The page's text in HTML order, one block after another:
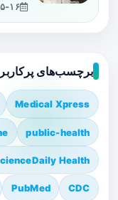
برچسب‌های
Medical Xpress
public-health
Health
CDC
PubMed